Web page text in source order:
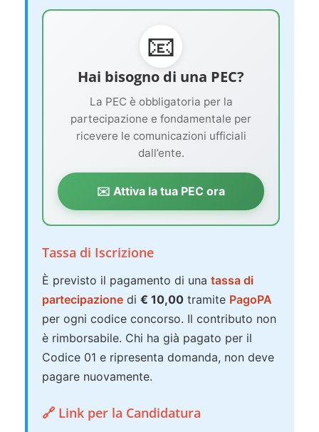
📧
Hai bisogno di una PEC?
La PEC è obbligatoria per la
partecipazione e fondamentale per
ricevere le comunicazioni ufficiali
dall’ente.
✉️ Attiva la tua PEC ora
Tassa di Iscrizione
È previsto il pagamento di una tassa di
partecipazione di € 10,00 tramite PagoPA
per ogni codice concorso. Il contributo non
è rimborsabile. Chi ha già pagato per il
Codice 01 e ripresenta domanda, non deve
pagare nuovamente.
🔗 Link per la Candidatura